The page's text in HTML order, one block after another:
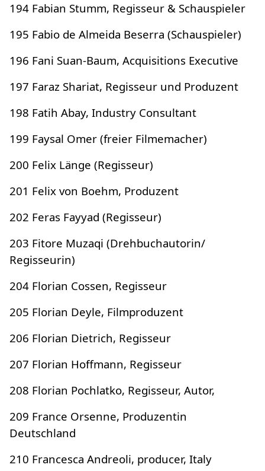
194 Fabian Stumm, Regisseur & Schauspieler
195 Fabio de Almeida Beserra (Schauspieler)
196 Fani Suan-Baum, Acquisitions Executive
197 Faraz Shariat, Regisseur und Produzent
198 Fatih Abay, Industry Consultant
199 Faysal Omer (freier Filmemacher)
200 Felix Länge (Regisseur)
201 Felix von Boehm, Produzent
202 Feras Fayyad (Regisseur)
203 Fitore Muzaqi (Drehbuchautorin/
Regisseurin)
204 Florian Cossen, Regisseur
205 Florian Deyle, Filmproduzent
206 Florian Dietrich, Regisseur
207 Florian Hoffmann, Regisseur
208 Florian Pochlatko, Regisseur, Autor,
209 France Orsenne, Produzentin
Deutschland
210 Francesca Andreoli, producer, Italy